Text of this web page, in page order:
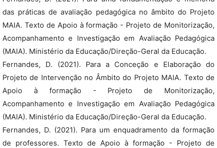
das práticas de avaliação pedagógica no âmbito do Projeto
MAIA. Texto de Apoio à formação - Projeto de Monitorização,
Acompanhamento e Investigação em Avaliação Pedagógica
(MAIA). Ministério da Educação/Direção-Geral da Educação.
Fernandes, D. (2021). Para a Conceção e Elaboração do
Projeto de Intervenção no Âmbito do Projeto MAIA. Texto de
Apoio à formação - Projeto de Monitorização,
Acompanhamento e Investigação em Avaliação Pedagógica
(MAIA). Ministério da Educação/Direção-Geral da Educação.
Fernandes, D. (2021). Para um enquadramento da formação
de professores. Texto de Apoio à formação - Projeto de